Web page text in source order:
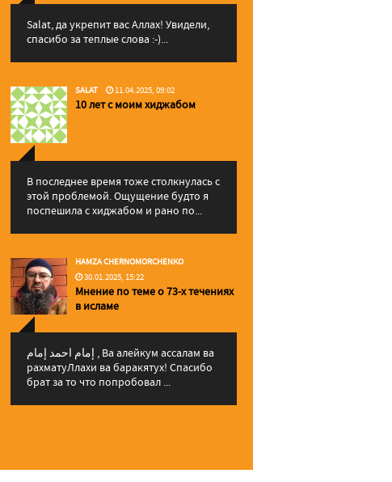
Salat, да укрепит вас Аллаx! Увидели,
спасибо за теплые слова :-)...
SALAT 11.04.2025, 09:02
10 лет с моим хиджабом
В последнее время тоже столкнулась с
этой проблемой. Ощущение будто я
поспешила с хиджабом и рано по...
HAMZA CHERNOMORCHENKO
30.01.2025, 15:22
Мнение по теме о 73-х течениях
в исламе
إمام احمد إمام , Ва алейкум ассалам ва
рахматуЛлахи ва баракятух! Спасибо
брат за то что попробовал ...